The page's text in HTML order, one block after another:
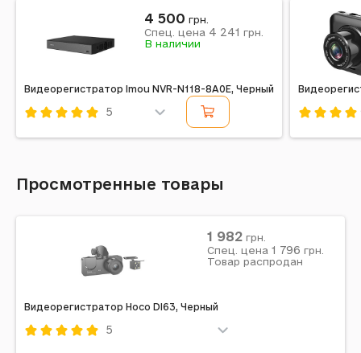
Видеорегистратор Imou NVR-N118-8A0E, Черный
5
4 500 грн.
Спец. цена 4 241 грн.
В наличии
Просмотренные товары
Видеорегистратор Hoco DI63, Черный
5
1 982 грн.
Спец. цена 1 796 грн.
Товар распродан